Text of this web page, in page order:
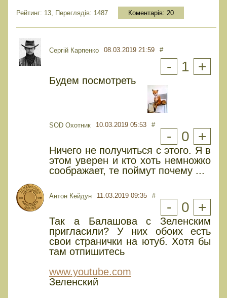
Рейтинг: 13, Переглядів: 1487 Коментарів: 20
Сергій Карпенко 08.03.2019 21:59 #
- 1 +
Будем посмотреть
SOD Охотник 10.03.2019 05:53 #
- 0 +
Ничего не получиться с этого. Я в
этом уверен и кто хоть немножко
соображает, те поймут почему ...
Антон Кейдун 11.03.2019 09:35 #
- 0 +
Так а Балашова с Зеленским
пригласили? У них обоих есть
свои странички на ютуб. Хотя бы
там отпишитесь
www.youtube.com
Зеленский